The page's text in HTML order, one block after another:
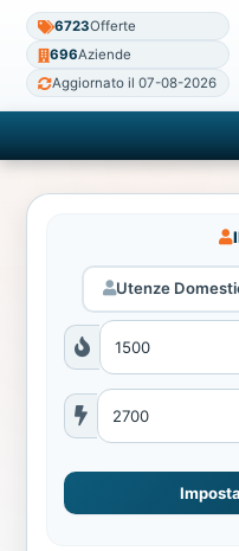
6723Offerte
696Aziende
Aggiornato il 07-08-2026
Utenze